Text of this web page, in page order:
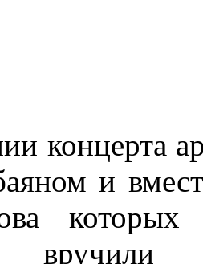
концерта
и